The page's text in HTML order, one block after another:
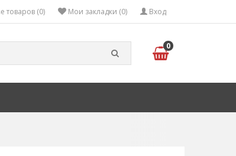
Вход
Мои закладки (0)
товаров (0)
0